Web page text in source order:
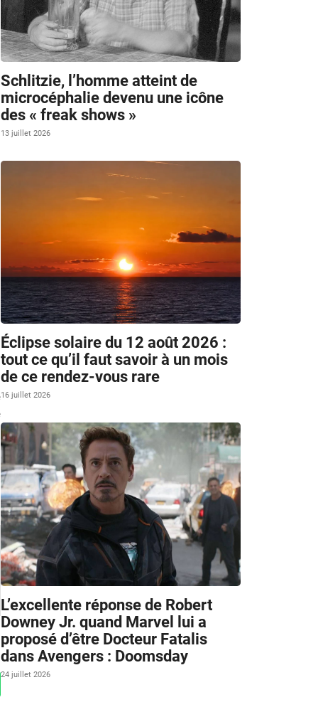
Schlitzie, l’homme atteint de
microcéphalie devenu une icône
des « freak shows »
13 juillet 2026
Éclipse solaire du 12 août 2026 :
tout ce qu’il faut savoir à un mois
de ce rendez-vous rare
16 juillet 2026
L’excellente réponse de Robert
Downey Jr. quand Marvel lui a
proposé d’être Docteur Fatalis
dans Avengers : Doomsday
24 juillet 2026